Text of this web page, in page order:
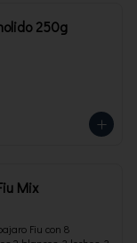
250g
Mix
Fiu con 8